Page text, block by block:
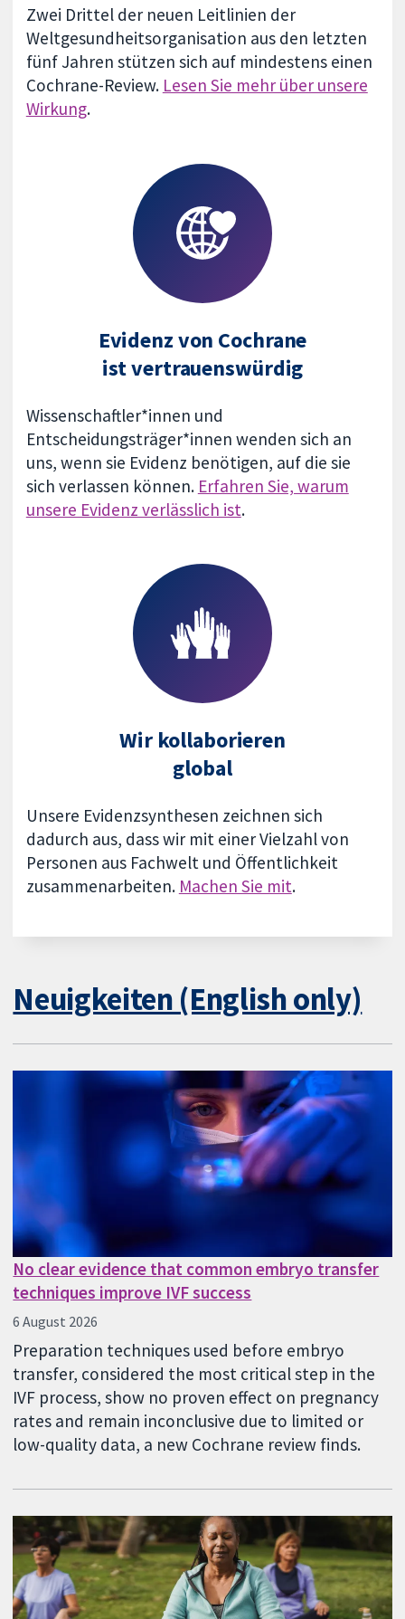
Zwei Drittel der neuen Leitlinien der
Weltgesundheitsorganisation aus den letzten
fünf Jahren stützen sich auf mindestens einen
Cochrane-Review. Lesen Sie mehr über unsere
Wirkung.
Evidenz von Cochrane
ist vertrauenswürdig
Wissenschaftler*innen und
Entscheidungsträger*innen wenden sich an
uns, wenn sie Evidenz benötigen, auf die sie
sich verlassen können. Erfahren Sie, warum
unsere Evidenz verlässlich ist.
Wir kollaborieren
global
Unsere Evidenzsynthesen zeichnen sich
dadurch aus, dass wir mit einer Vielzahl von
Personen aus Fachwelt und Öffentlichkeit
zusammenarbeiten. Machen Sie mit.
Neuigkeiten (English only)
No clear evidence that common embryo transfer
techniques improve IVF success
6 August 2026
Preparation techniques used before embryo
transfer, considered the most critical step in the
IVF process, show no proven effect on pregnancy
rates and remain inconclusive due to limited or
low-quality data, a new Cochrane review finds.